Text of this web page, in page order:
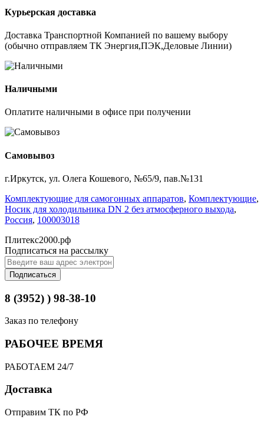
Курьерская доставка
Доставка Транспортной Компанией по вашему выбору
(обычно отправляем ТК Энергия,ПЭК,Деловые Линии)
Наличными
Оплатите наличными в офисе при получении
Самовывоз
г.Иркутск, ул. Олега Кошевого, №65/9, пав.№131
Комплектующие для самогонных аппаратов, Комплектующие,
Носик для холодильника DN 2 без атмосферного выхода,
Россия, 100003018
Плитекс2000.рф
Подписаться на рассылку
Подписаться
8 (3952) ) 98-38-10
Заказ по телефону
РАБОЧЕЕ ВРЕМЯ
РАБОТАЕМ 24/7
Доставка
Отправим ТК по РФ